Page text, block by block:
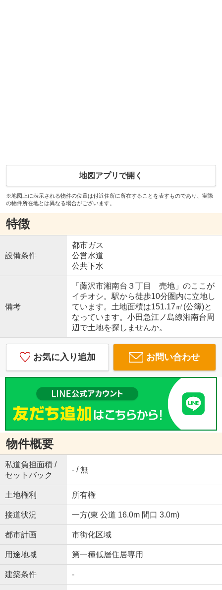
地図アプリで開く
※地図上に表示される物件の位置は付近住所に所在することを表すものであり、実際
の物件所在地とは異なる場合がございます。
特徴
設備条件
都市ガス
公営水道
公共下水
備考
「藤沢市湘南台３丁目 売地」のここが
イチオシ。駅から徒歩10分圏内に立地し
ています。土地面積は151.17㎡(公簿)と
なっています。小田急江ノ島線湘南台周
辺で土地を探しませんか。
お気に入り追加 お問い合わせ
物件概要
私道負担面積 /
セットバック
- / 無
土地権利 所有権
接道状況 一方(東 公道 16.0m 間口 3.0m)
都市計画 市街化区域
用途地域 第一種低層住居専用
建築条件 -